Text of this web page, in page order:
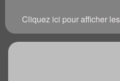
Cliquez ici pour afficher